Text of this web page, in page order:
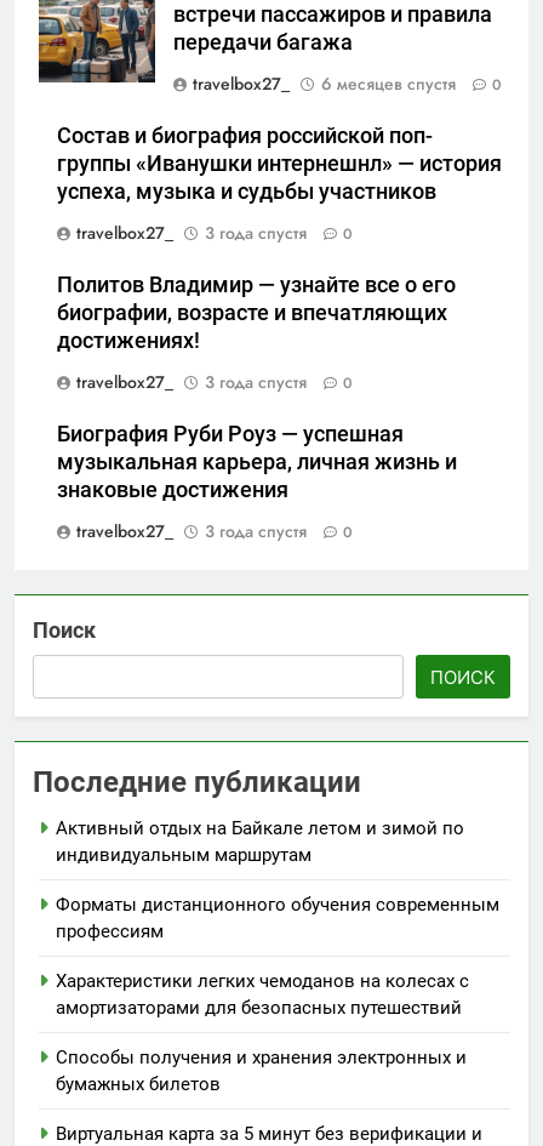
встречи пассажиров и правила
передачи багажа
travelbox27_
6 месяцев спустя 0
Состав и биография российской поп-
группы «Иванушки интернешнл» — история
успеха, музыка и судьбы участников
travelbox27_
3 года спустя 0
Политов Владимир — узнайте все о его
биографии, возрасте и впечатляющих
достижениях!
travelbox27_
3 года спустя 0
Биография Руби Роуз — успешная
музыкальная карьера, личная жизнь и
знаковые достижения
travelbox27_
3 года спустя 0
Поиск
ПОИСК
Последние публикации
Активный отдых на Байкале летом и зимой по
индивидуальным маршрутам
Форматы дистанционного обучения современным
профессиям
Характеристики легких чемоданов на колесах с
амортизаторами для безопасных путешествий
Способы получения и хранения электронных и
бумажных билетов
Виртуальная карта за 5 минут без верификации и